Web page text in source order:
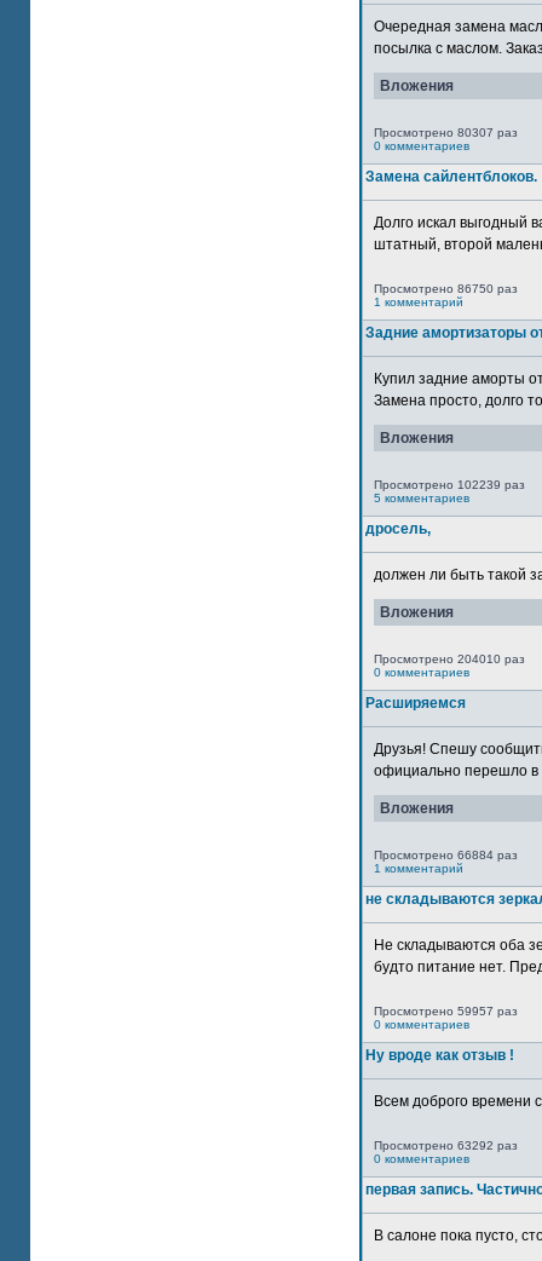
Очередная замена
посылка с маслом.
Вложения
Просмотрено 80307 раз
0 комментариев
Замена сайлентблоков.
Долго искал выгодный
штатный, второй
Просмотрено 86750 раз
1 комментарий
Задние амортизаторы
Купил задние аморты
Замена просто, долго
Вложения
Просмотрено 102239 раз
5 комментариев
дросель,
должен ли быть такой
Вложения
Просмотрено 204010 раз
0 комментариев
Расширяемся
Друзья! Спешу
официально перешло в
Вложения
Просмотрено 66884 раз
1 комментарий
не складываются
Не складываются оба
будто питание нет.
Просмотрено 59957 раз
0 комментариев
Ну вроде как отзыв !
Всем доброго времени
Просмотрено 63292 раз
0 комментариев
первая запись.
В салоне пока пусто,